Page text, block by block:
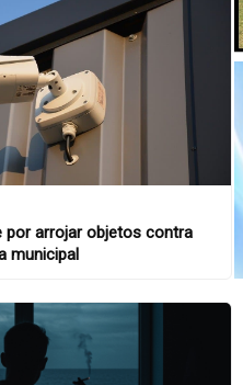
por arrojar objetos contra
municipal